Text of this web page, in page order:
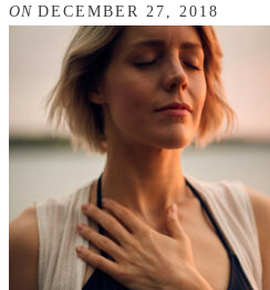
ON DECEMBER 27, 2018